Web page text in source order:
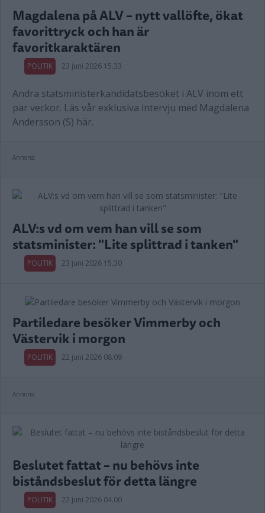
Magdalena på ALV – nytt vallöfte, ökat
favorittryck och han är
favoritkaraktären
POLITIK 23 juni 2026 15.33
Andra statsministerkandidatsbesöket i ALV inom ett
par veckor. Läs vår exklusiva intervju med Magdalena
Andersson (S) här.
Annons:
ALV:s vd om vem han vill se som
statsminister: "Lite splittrad i tanken"
POLITIK 23 juni 2026 15.30
Partiledare besöker Vimmerby och
Västervik i morgon
POLITIK 22 juni 2026 08.09
Annons:
Beslutet fattat – nu behövs inte
biståndsbeslut för detta längre
POLITIK 22 juni 2026 04.00